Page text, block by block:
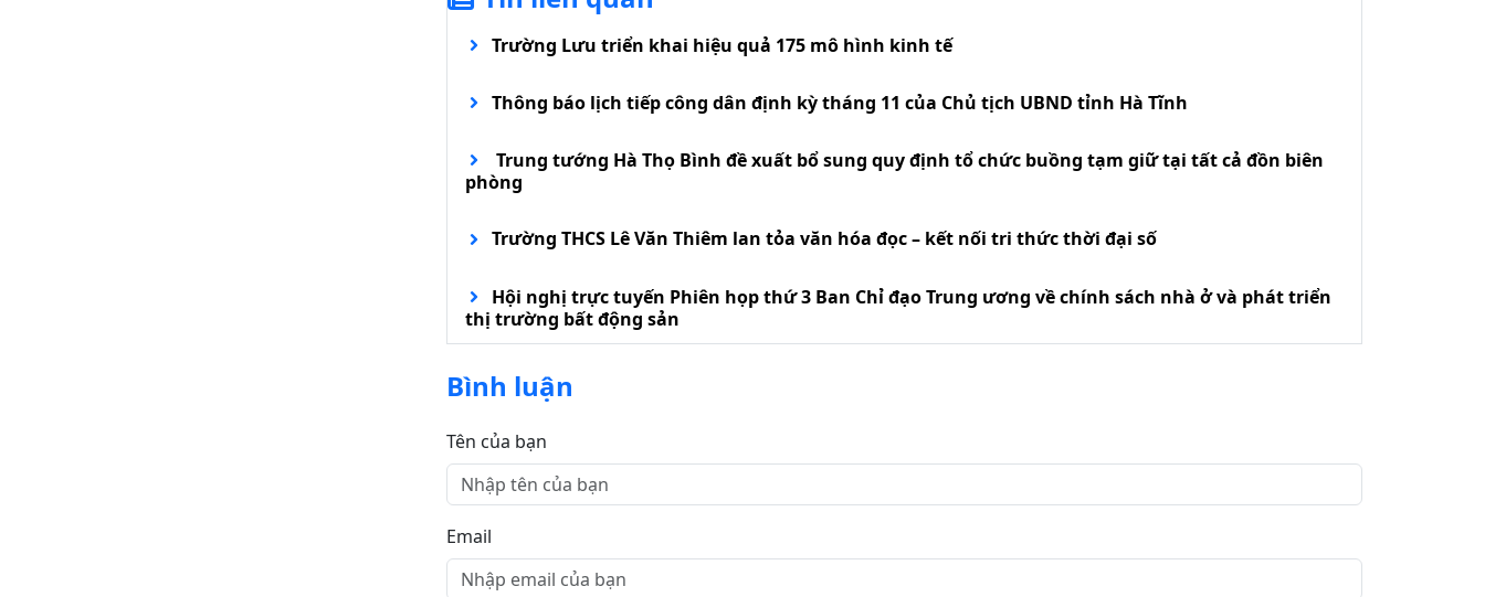
Trường Lưu triển khai hiệu quả 175 mô hình kinh tế
Thông báo lịch tiếp công dân định kỳ tháng 11 của Chủ tịch UBND tỉnh Hà Tĩnh
Trung tướng Hà Thọ Bình đề xuất bổ sung quy định tổ chức buồng tạm giữ tại tất cả đồn biên
phòng
Trường THCS Lê Văn Thiêm lan tỏa văn hóa đọc – kết nối tri thức thời đại số
Hội nghị trực tuyến Phiên họp thứ 3 Ban Chỉ đạo Trung ương về chính sách nhà ở và phát triển
thị trường bất động sản
Bình luận
Tên của bạn
Email